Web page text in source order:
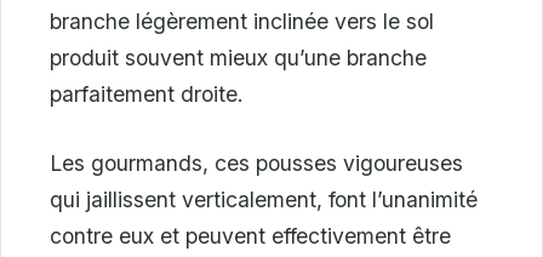
branche légèrement inclinée vers le sol
produit souvent mieux qu’une branche
parfaitement droite.
Les gourmands, ces pousses vigoureuses
qui jaillissent verticalement, font l’unanimité
contre eux et peuvent effectivement être